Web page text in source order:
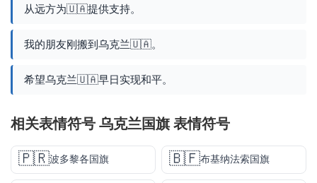
从远方为🇺🇦提供支持。
我的朋友刚搬到乌克兰🇺🇦。
希望乌克兰🇺🇦早日实现和平。
相关表情符号 乌克兰国旗 表情符号
🇵🇷波多黎各国旗 🇧🇫布基纳法索国旗